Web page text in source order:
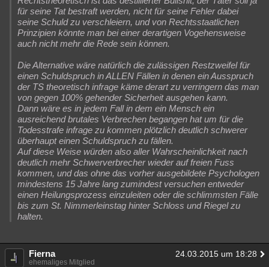
Lesenswert Schlüsselwörter
für seine Tat bestraft werden, nicht für seine Fehler dabei
seine Schuld zu verschleiern, und von Rechtsstaatlichen
Prinzipien könnte man bei einer derartigen Vogehensweise
auch nicht mehr die Rede sein können.
Die Alternative wäre natürlich die zulässigen Restzweifel für
einen Schuldspruch in ALLEN Fällen in denen ein Ausspruch
der TS theoretisch infrage käme derart zu verringern das man
von gegen 100% gehender Sicherheit ausgehen kann.
Dann wäre es in jedem Fall in dem ein Mensch ein
ausreichend brutales Verbrechen begangen hat um für die
Todesstrafe infrage zu kommen plötzlich deutlich schwerer
überhaupt einen Schuldspruch zu fällen.
Auf diese Weise würden also aller Wahrscheinlichkeit nach
deutlich mehr Schwerverbrecher wieder auf freien Fuss
kommen, und das ohne das vorher ausgebildete Psychologen
mindestens 15 Jahre lang zumindest versuchen entweder
einen Heilungsprozess einzuleiten oder die schlimmsten Fälle
bis zum St. Nimmerleinstag hinter Schloss und Riegel zu
halten.
Fierna 24.03.2015 um 18:28
ehemaliges Mitglied